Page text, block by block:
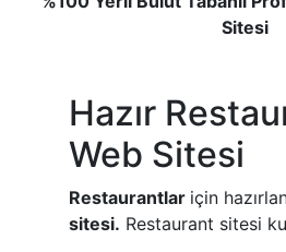
Sitesi
Hazır
Web Sitesi
Restaurantlar için
sitesi. Restaurant sitesi